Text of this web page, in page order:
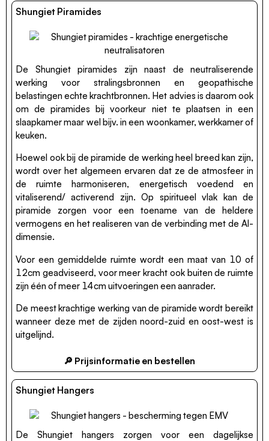
Shungiet Piramides
De Shungiet piramides zijn naast de neutraliserende
werking voor stralingsbronnen en geopathische
belastingen echte krachtbronnen. Het advies is daarom ook
om de piramides bij voorkeur niet te plaatsen in een
slaapkamer maar wel bijv. in een woonkamer, werkkamer of
keuken.
Hoewel ook bij de piramide de werking heel breed kan zijn,
wordt over het algemeen ervaren dat ze de atmosfeer in
de ruimte harmoniseren, energetisch voedend en
vitaliserend/ activerend zijn. Op spiritueel vlak kan de
piramide zorgen voor een toename van de heldere
vermogens en het realiseren van de verbinding met de Al-
dimensie.
Voor een gemiddelde ruimte wordt een maat van 10 of
12cm geadviseerd, voor meer kracht ook buiten de ruimte
zijn één of meer 14cm uitvoeringen een aanrader.
De meest krachtige werking van de piramide wordt bereikt
wanneer deze met de zijden noord-zuid en oost-west is
uitgelijnd.
🔎 Prijsinformatie en bestellen
Shungiet Hangers
De Shungiet hangers zorgen voor een dagelijkse